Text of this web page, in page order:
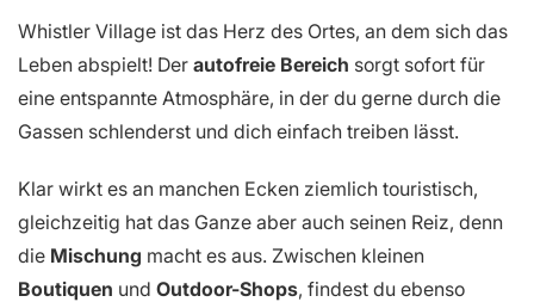
Whistler Village ist das Herz des Ortes, an dem sich das
Leben abspielt! Der autofreie Bereich sorgt sofort für
eine entspannte Atmosphäre, in der du gerne durch die
Gassen schlenderst und dich einfach treiben lässt.
Klar wirkt es an manchen Ecken ziemlich touristisch,
gleichzeitig hat das Ganze aber auch seinen Reiz, denn
die Mischung macht es aus. Zwischen kleinen
Boutiquen und Outdoor-Shops, findest du ebenso